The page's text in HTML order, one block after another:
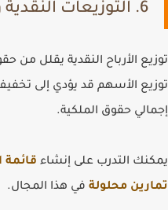
6. التوزيعات النقدية والأسهم:
توزيع الأرباح النقدية يقلل من
توزيع الأسهم قد يؤدي إلى
إجمالي حقوق الملكية.
يمكنك التدرب على إنشاء قائمة
تمارين محلولة في هذا المجال.